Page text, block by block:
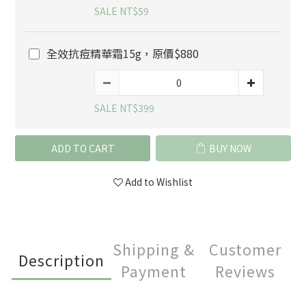
SALE NT$59
全效抗痘精華霜15g，原價$880
SALE NT$399
ADD TO CART BUY NOW
Add to Wishlist
Description
Shipping &
Payment
Customer
Reviews